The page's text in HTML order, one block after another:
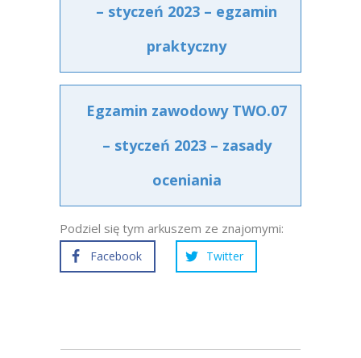
– styczeń 2023 – egzamin
praktyczny
Egzamin zawodowy TWO.07
– styczeń 2023 – zasady
oceniania
Podziel się tym arkuszem ze znajomymi:
Facebook Twitter